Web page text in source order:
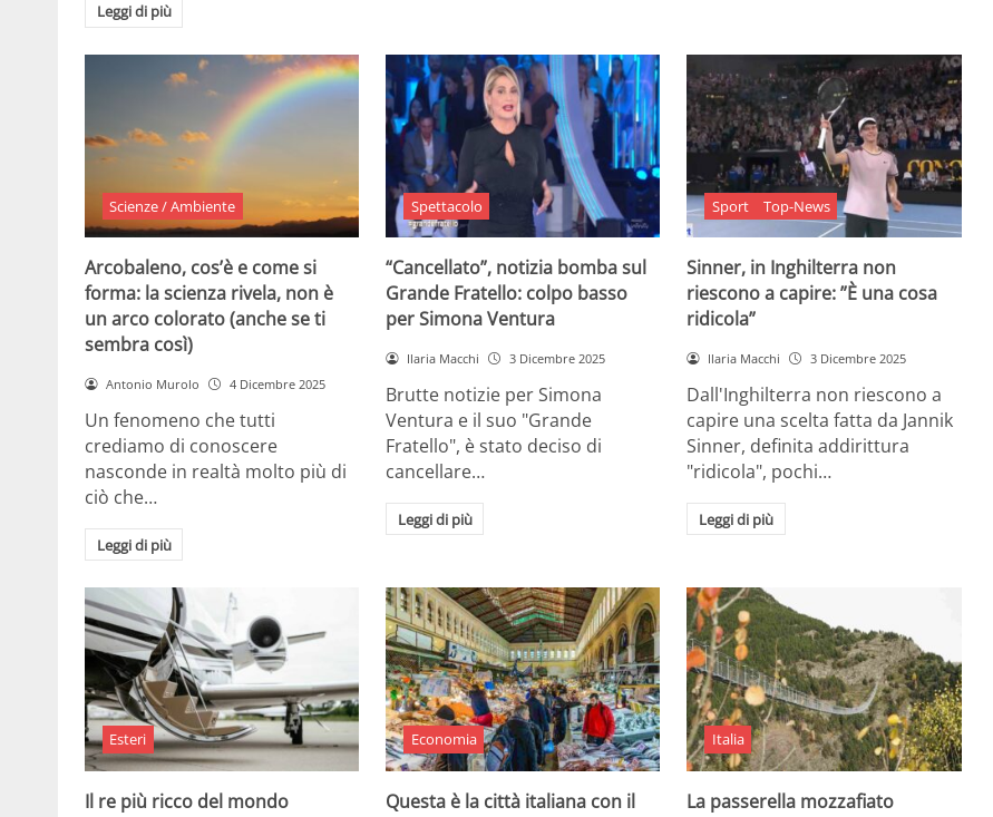
Leggi di più
Scienze / Ambiente
Arcobaleno, cos’è e come si
forma: la scienza rivela, non è
un arco colorato (anche se ti
sembra così)
Antonio Murolo 4 Dicembre 2025
Un fenomeno che tutti
crediamo di conoscere
nasconde in realtà molto più di
ciò che…
Leggi di più
Spettacolo
“Cancellato”, notizia bomba sul
Grande Fratello: colpo basso
per Simona Ventura
Ilaria Macchi 3 Dicembre 2025
Brutte notizie per Simona
Ventura e il suo "Grande
Fratello", è stato deciso di
cancellare…
Leggi di più
Sport Top-News
Sinner, in Inghilterra non
riescono a capire: ”È una cosa
ridicola”
Ilaria Macchi 3 Dicembre 2025
Dall'Inghilterra non riescono a
capire una scelta fatta da Jannik
Sinner, definita addirittura
"ridicola", pochi…
Leggi di più
Esteri
Il re più ricco del mondo
Economia
Questa è la città italiana con il
Italia
La passerella mozzafiato